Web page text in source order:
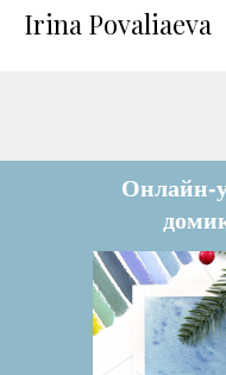
Irina Povaliaeva
Онлайн-